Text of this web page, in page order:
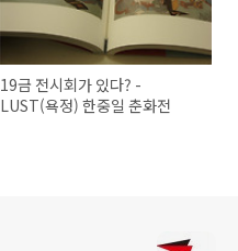
19금 전시회가 있다? -
LUST(욕정) 한중일 춘화전